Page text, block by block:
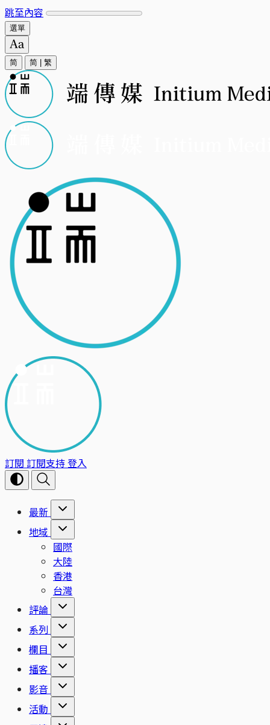
跳至內容
選單
简 简 繁
訂閱 訂閱支持登入
最新
地域
國際
大陸
香港
台灣
評論
系列
欄目
播客
影音
活動